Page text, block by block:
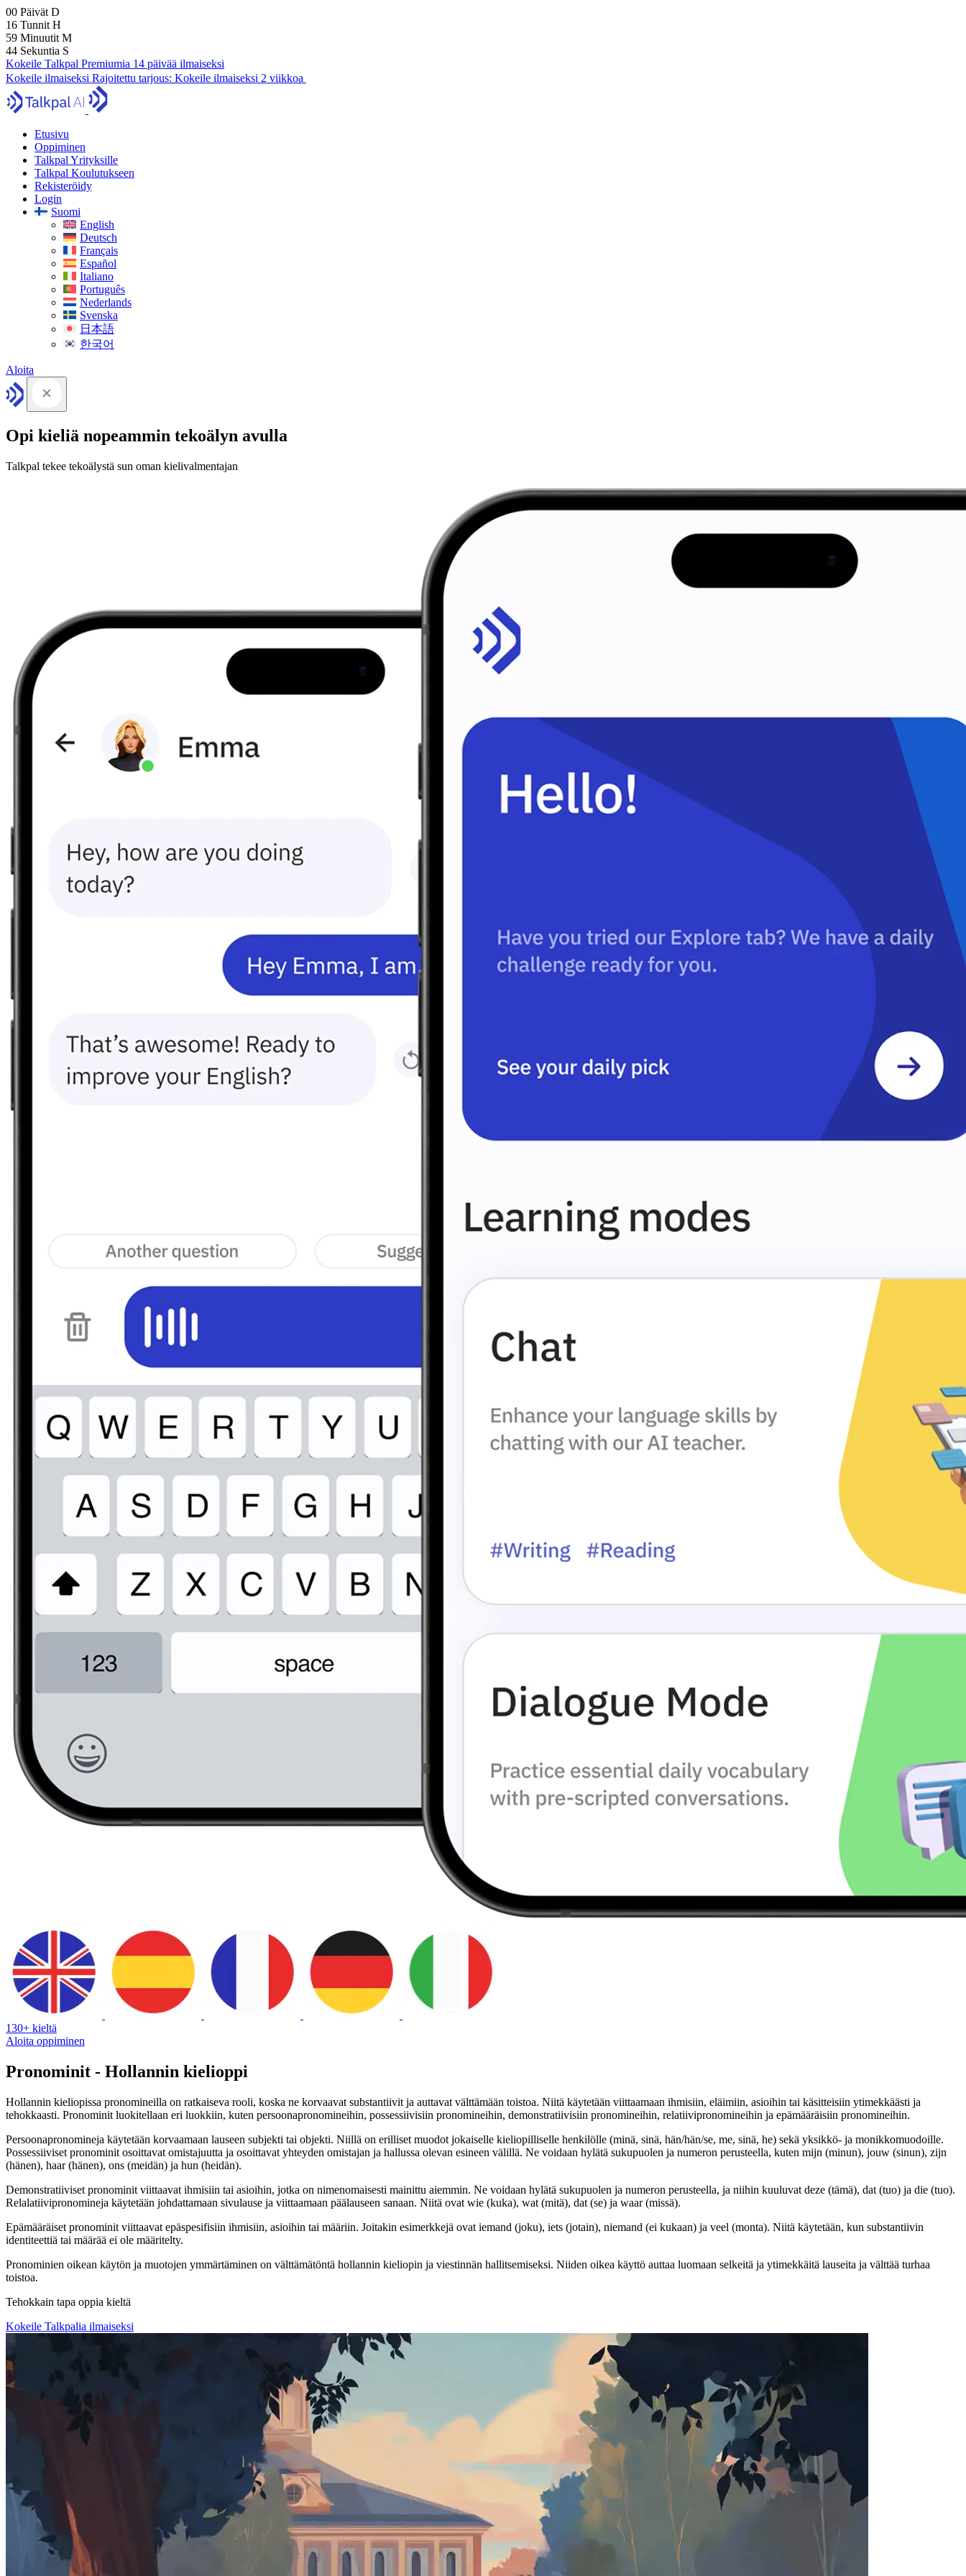
00 Päivät D
16 Tunnit H
59 Minuutit M
43 Sekuntia S
Kokeile Talkpal Premiumia 14 päivää ilmaiseksi
Kokeile ilmaiseksi Rajoitettu tarjous: Kokeile ilmaiseksi 2 viikkoa
Etusivu
Oppiminen
Talkpal Yrityksille
Talkpal Koulutukseen
Rekisteröidy
Login
Suomi
English
Deutsch
Français
Español
Italiano
Português
Nederlands
Svenska
日本語
한국어
Aloita
Opi kieliä nopeammin tekoälyn avulla
Talkpal tekee tekoälystä sun oman kielivalmentajan
130+ kieltä
Aloita oppiminen
Pronominit - Hollannin kielioppi
Hollannin kieliopissa pronomineilla on ratkaiseva rooli, koska ne korvaavat substantiivit ja auttavat välttämään toistoa. Niitä käytetään viittaamaan ihmisiin, eläimiin, asioihin tai käsitteisiin ytimekkäästi ja
tehokkaasti. Pronominit luokitellaan eri luokkiin, kuten persoonapronomineihin, possessiivisiin pronomineihin, demonstratiivisiin pronomineihin, relatiivipronomineihin ja epämääräisiin pronomineihin.
Persoonapronomineja käytetään korvaamaan lauseen subjekti tai objekti. Niillä on erilliset muodot jokaiselle kieliopilliselle henkilölle (minä, sinä, hän/hän/se, me, sinä, he) sekä yksikkö- ja monikkomuodoille.
Possessiiviset pronominit osoittavat omistajuutta ja osoittavat yhteyden omistajan ja hallussa olevan esineen välillä. Ne voidaan hylätä sukupuolen ja numeron perusteella, kuten mijn (minun), jouw (sinun), zijn
(hänen), haar (hänen), ons (meidän) ja hun (heidän).
Demonstratiiviset pronominit viittaavat ihmisiin tai asioihin, jotka on nimenomaisesti mainittu aiemmin. Ne voidaan hylätä sukupuolen ja numeron perusteella, ja niihin kuuluvat deze (tämä), dat (tuo) ja die (tuo).
Relalatiivipronomineja käytetään johdattamaan sivulause ja viittaamaan päälauseen sanaan. Niitä ovat wie (kuka), wat (mitä), dat (se) ja waar (missä).
Epämääräiset pronominit viittaavat epäspesifisiin ihmisiin, asioihin tai määriin. Joitakin esimerkkejä ovat iemand (joku), iets (jotain), niemand (ei kukaan) ja veel (monta). Niitä käytetään, kun substantiivin
identiteettiä tai määrää ei ole määritelty.
Pronominien oikean käytön ja muotojen ymmärtäminen on välttämätöntä hollannin kieliopin ja viestinnän hallitsemiseksi. Niiden oikea käyttö auttaa luomaan selkeitä ja ytimekkäitä lauseita ja välttää turhaa
toistoa.
Tehokkain tapa oppia kieltä
Kokeile Talkpalia ilmaiseksi